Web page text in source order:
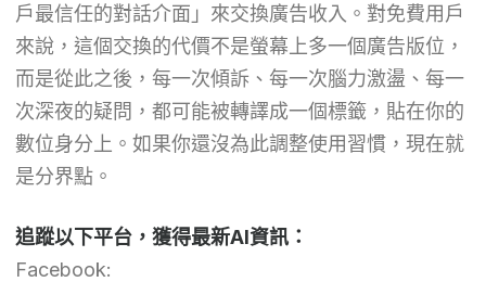
戶最信任的對話介面」來交換廣告收入。對免費用戶
來說，這個交換的代價不是螢幕上多一個廣告版位，
而是從此之後，每一次傾訴、每一次腦力激盪、每一
次深夜的疑問，都可能被轉譯成一個標籤，貼在你的
數位身分上。如果你還沒為此調整使用習慣，現在就
是分界點。
追蹤以下平台，獲得最新AI資訊：
Facebook: